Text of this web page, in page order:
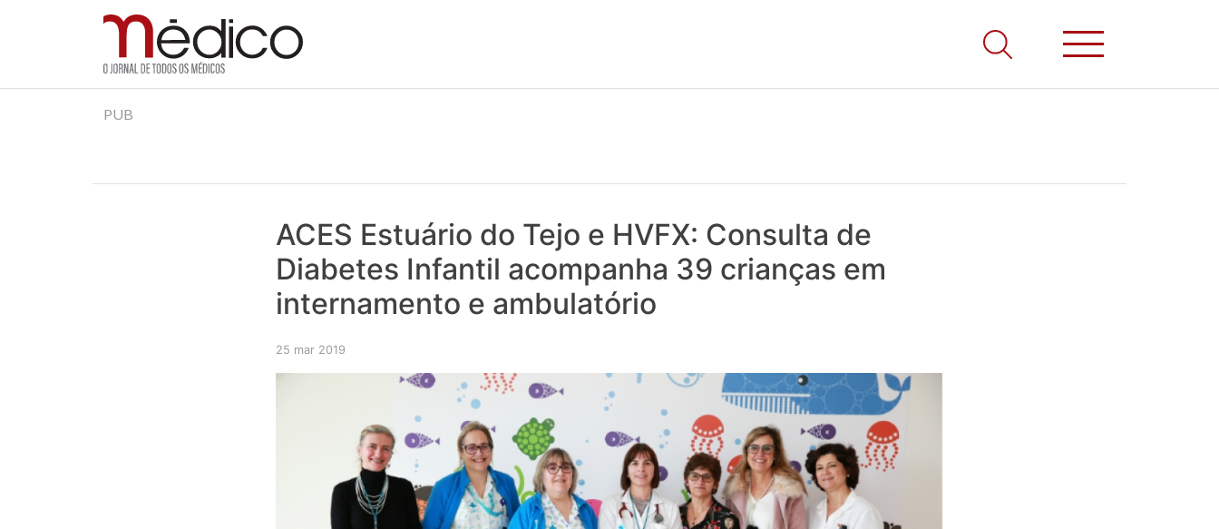
Jornal Médico
Médico – O Jornal de Todos os Médicos. Onde as notícias realmente contam! Tudo o que se passa na Saúde!
PUB
ACES Estuário do Tejo e HVFX: Consulta de
Diabetes Infantil acompanha 39 crianças em
internamento e ambulatório
25 mar 2019